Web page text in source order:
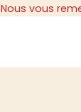
Nous vous